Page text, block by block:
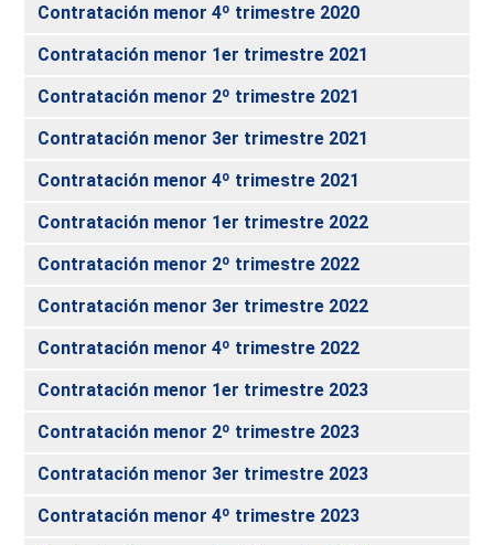
Contratación menor 4º trimestre 2020
Contratación menor 1er trimestre 2021
Contratación menor 2º trimestre 2021
Contratación menor 3er trimestre 2021
Contratación menor 4º trimestre 2021
Contratación menor 1er trimestre 2022
Contratación menor 2º trimestre 2022
Contratación menor 3er trimestre 2022
Contratación menor 4º trimestre 2022
Contratación menor 1er trimestre 2023
Contratación menor 2º trimestre 2023
Contratación menor 3er trimestre 2023
Contratación menor 4º trimestre 2023